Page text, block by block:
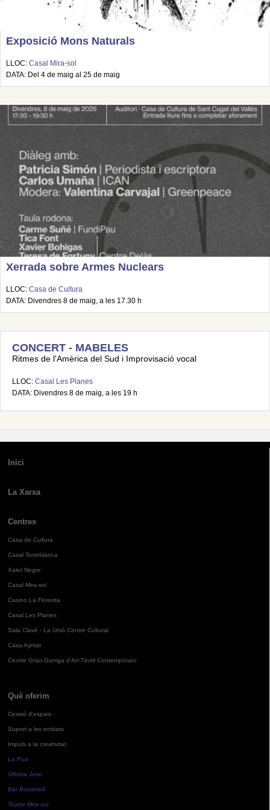
Exposició Mons Naturals
LLOC: Casal Mira-sol
DATA: Del 4 de maig al 25 de maig
Xerrada sobre Armes Nuclears
LLOC: Casa de Cultura
DATA: Divendres 8 de maig, a les 17.30 h
CONCERT - MABELES
Ritmes de l'Amèrica del Sud i Improvisació vocal
LLOC: Casal Les Planes
DATA: Divendres 8 de maig, a les 19 h
Inici
La Xarxa
Centres
Casa de Cultura
Casal Torreblanca
Xalet Negre
Casal Mira-sol
Casino La Floresta
Casal Les Planes
Sala Clavé - La Unió Centre Cultural
Casa Aymat
Centre Grau-Garriga d'Art Tèxtil Contemporani
Què oferim
Cessió d'espais
Suport a les entitats
Impuls a la creativitat
La Pua
Oficina Jove
Bar Bocamoll
Teatre Mira-sol